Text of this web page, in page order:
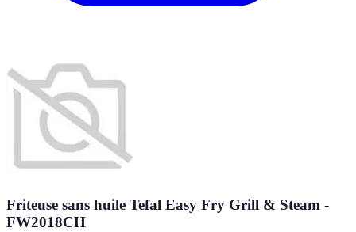
Friteuse sans huile Tefal Easy Fry Grill & Steam -
FW2018CH